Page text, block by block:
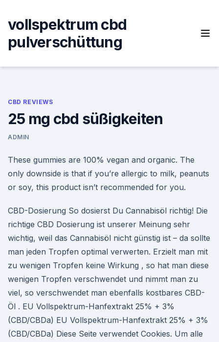
content
vollspektrum cbd
pulverschüttung
CBD REVIEWS
25 mg cbd süßigkeiten
ADMIN
These gummies are 100% vegan and organic. The
only downside is that if you’re allergic to milk, peanuts
or soy, this product isn’t recommended for you.
CBD-Dosierung So dosierst Du Cannabisöl richtig! Die
richtige CBD Dosierung ist unserer Meinung sehr
wichtig, weil das Cannabisöl nicht günstig ist – da sollte
man jeden Tropfen optimal verwerten. Erzielt man mit
zu wenigen Tropfen keine Wirkung , so hat man diese
wenigen Tropfen verschwendet und nimmt man zu
viel, so verschwendet man ebenfalls kostbares CBD-
Öl . EU Vollspektrum-Hanfextrakt 25% + 3%
(CBD/CBDa) EU Vollspektrum-Hanfextrakt 25% + 3%
(CBD/CBDa) Diese Seite verwendet Cookies. Um alle